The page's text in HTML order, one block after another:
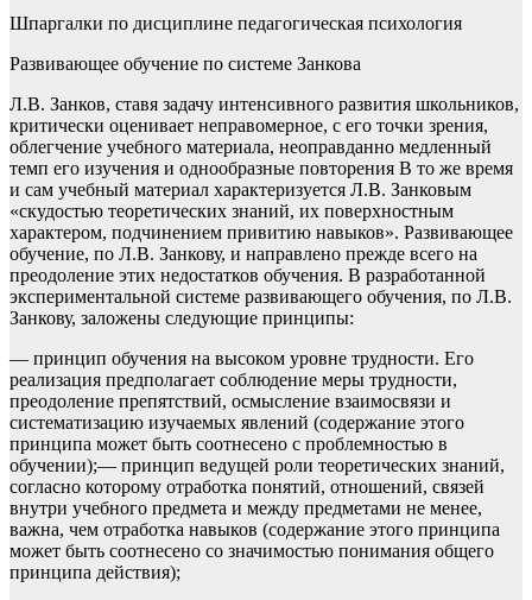
Шпаргалки по дисциплине педагогическая психология
Развивающее обучение по системе Занкова
Л.В. Занков, ставя задачу интенсивного развития школьников,
критически оценивает неправомерное, с его точки зрения,
облегчение учебного материала, неоправданно медленный
темп его изучения и однообразные повторения В то же время
и сам учебный материал характеризуется Л.В. Занковым
«скудостью теоретических знаний, их поверхностным
характером, подчинением привитию навыков». Развивающее
обучение, по Л.В. Занкову, и направлено прежде всего на
преодоление этих недостатков обучения. В разработанной
экспериментальной системе развивающего обучения, по Л.В.
Занкову, заложены следующие принципы:
— принцип обучения на высоком уровне трудности. Его
реализация предполагает соблюдение меры трудности,
преодоление препятствий, осмысление взаимосвязи и
систематизацию изучаемых явлений (содержание этого
принципа может быть соотнесено с проблемностью в
обучении);— принцип ведущей роли теоретических знаний,
согласно которому отработка понятий, отношений, связей
внутри учебного предмета и между предметами не менее,
важна, чем отработка навыков (содержание этого принципа
может быть соотнесено со значимостью понимания общего
принципа действия);